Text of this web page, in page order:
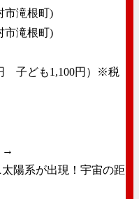
市滝根町)
市滝根町)
子ども1,100円）※税
→
陽系が出現！宇宙の距